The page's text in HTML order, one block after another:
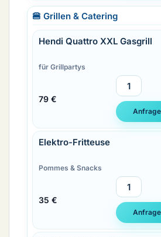
🍔 Grillen & Catering
Hendi Quattro XXL Gasgrill
für Grillpartys
79 €
Elektro-Fritteuse
Pommes & Snacks
35 €